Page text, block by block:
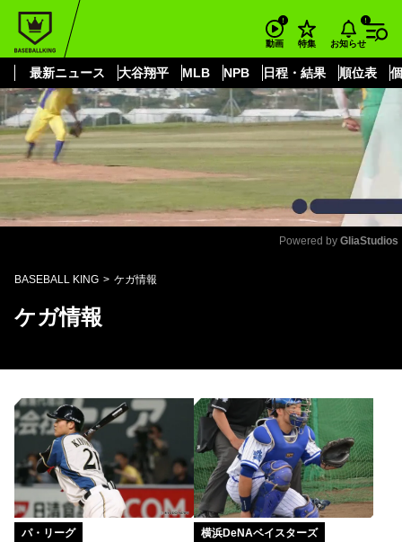
動画 特集 お知らせ
最新ニュース 大谷翔平 MLB NPB 日程・結果 順位表
もっと見る
Powered by GliaStudios
BASEBALL KING ケガ情報
ケガ情報
パ・リーグ
横浜DeNAベイスターズ